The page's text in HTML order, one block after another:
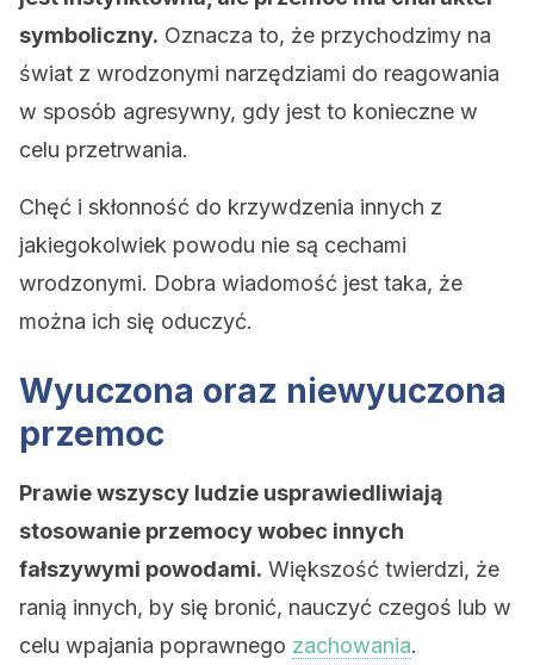
symboliczny. Oznacza to, że przychodzimy na
świat z wrodzonymi narzędziami do reagowania
w sposób agresywny, gdy jest to konieczne w
celu przetrwania.
Chęć i skłonność do krzywdzenia innych z
jakiegokolwiek powodu nie są cechami
wrodzonymi. Dobra wiadomość jest taka, że ​​
można ich się oduczyć.
Wyuczona oraz niewyuczona
przemoc
Prawie wszyscy ludzie usprawiedliwiają
stosowanie przemocy wobec innych
fałszywymi powodami. Większość twierdzi, że
ranią innych, by się bronić, nauczyć czegoś lub w
celu wpajania poprawnego zachowania.